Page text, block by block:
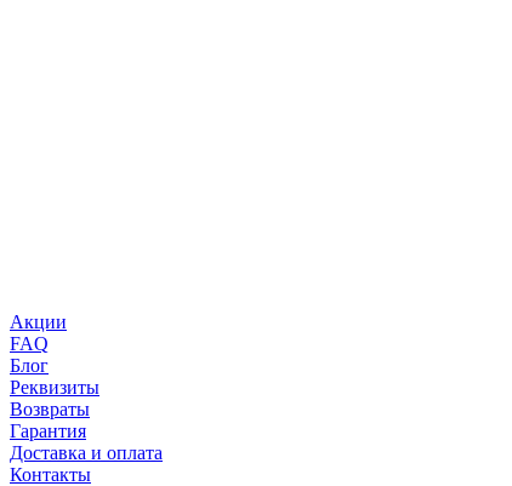
Акции
FAQ
Блог
Реквизиты
Возвраты
Гарантия
Доставка и оплата
Контакты